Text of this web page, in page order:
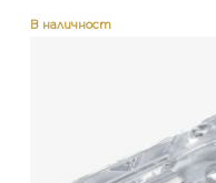
В наличност